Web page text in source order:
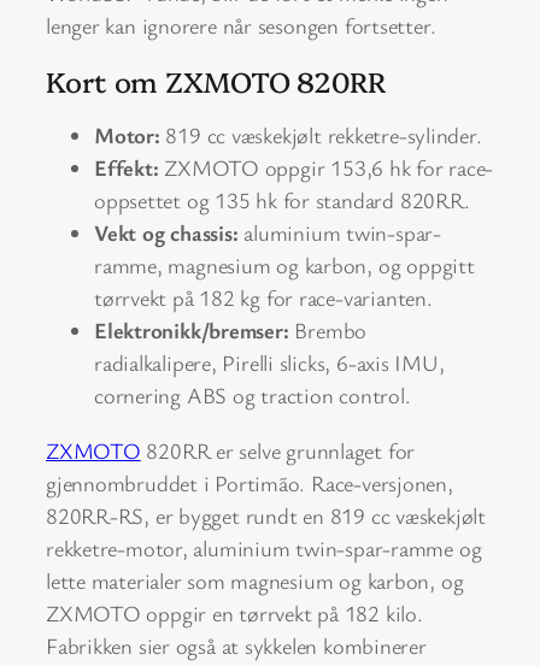
lenger kan ignorere når sesongen fortsetter.
Kort om ZXMOTO 820RR
Motor: 819 cc væskekjølt rekketre-sylinder.
Effekt: ZXMOTO oppgir 153,6 hk for race-
oppsettet og 135 hk for standard 820RR.
Vekt og chassis: aluminium twin-spar-
ramme, magnesium og karbon, og oppgitt
tørrvekt på 182 kg for race-varianten.
Elektronikk/bremser: Brembo
radialkalipere, Pirelli slicks, 6-axis IMU,
cornering ABS og traction control.
ZXMOTO 820RR er selve grunnlaget for
gjennombruddet i Portimão. Race-versjonen,
820RR-RS, er bygget rundt en 819 cc væskekjølt
rekketre-motor, aluminium twin-spar-ramme og
lette materialer som magnesium og karbon, og
ZXMOTO oppgir en tørrvekt på 182 kilo.
Fabrikken sier også at sykkelen kombinerer